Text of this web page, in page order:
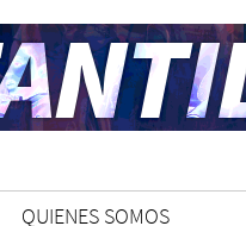
QUIENES SOMOS